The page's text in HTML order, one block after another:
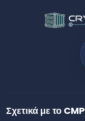
Σχετικά με το CMP